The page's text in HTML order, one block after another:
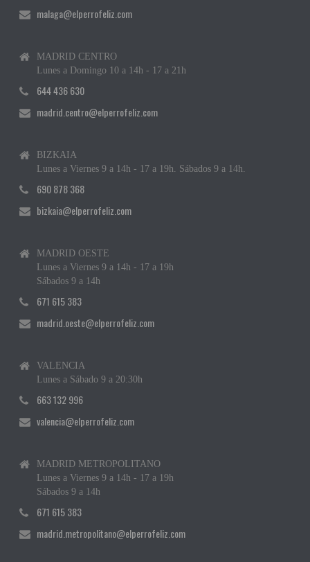
malaga@elperrofeliz.com
MADRID CENTRO
Lunes a Domingo 10 a 14h - 17 a 21h
644 436 630
madrid.centro@elperrofeliz.com
BIZKAIA
Lunes a Viernes 9 a 14h - 17 a 19h. Sábados 9 a 14h.
690 878 368
bizkaia@elperrofeliz.com
MADRID OESTE
Lunes a Viernes 9 a 14h - 17 a 19h
Sábados 9 a 14h
671 615 383
madrid.oeste@elperrofeliz.com
VALENCIA
Lunes a Sábado 9 a 20:30h
663 132 996
valencia@elperrofeliz.com
MADRID METROPOLITANO
Lunes a Viernes 9 a 14h - 17 a 19h
Sábados 9 a 14h
671 615 383
madrid.metropolitano@elperrofeliz.com